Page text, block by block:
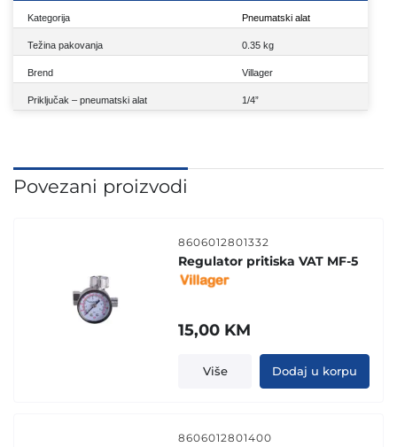
Kategorija Pneumatski alat
Težina pakovanja 0.35 kg
Brend Villager
Priključak – pneumatski alat 1/4”
Povezani proizvodi
8606012801332
Regulator pritiska VAT MF-5
15,00 KM
Više Dodaj u korpu
8606012801400